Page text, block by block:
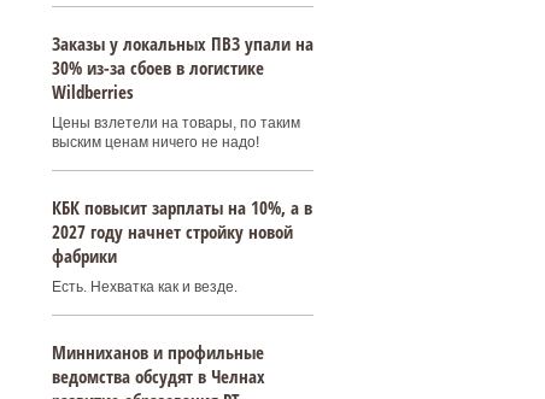
Заказы у локальных ПВЗ упали на
30% из-за сбоев в логистике
Wildberries
Цены взлетели на товары, по таким
выским ценам ничего не надо!
КБК повысит зарплаты на 10%, а в
2027 году начнет стройку новой
фабрики
Есть. Нехватка как и везде.
Минниханов и профильные
ведомства обсудят в Челнах